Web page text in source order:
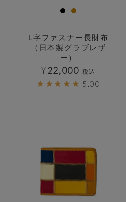
L字ファスナー長財布
（日本製グラブレザ
ー）
¥ 22,000 税込
5.00